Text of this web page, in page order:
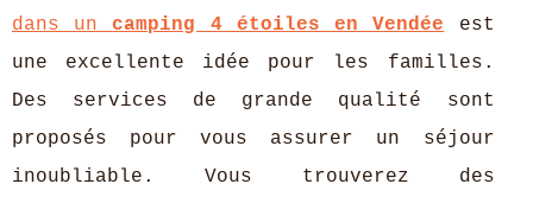
dans uncamping 4 étoiles en Vendée est
une excellente idée pour les familles.
Des services de grande qualité sont
proposés pour vous assurer un séjour
inoubliable. Vous trouverez des